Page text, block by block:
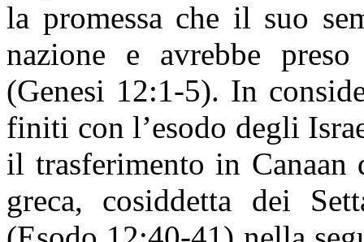
la promessa che il suo
nazione e avrebbe preso
(Genesi 12:1-5). In
finiti con l’esodo degli
il trasferimento in
greca, cosiddetta dei